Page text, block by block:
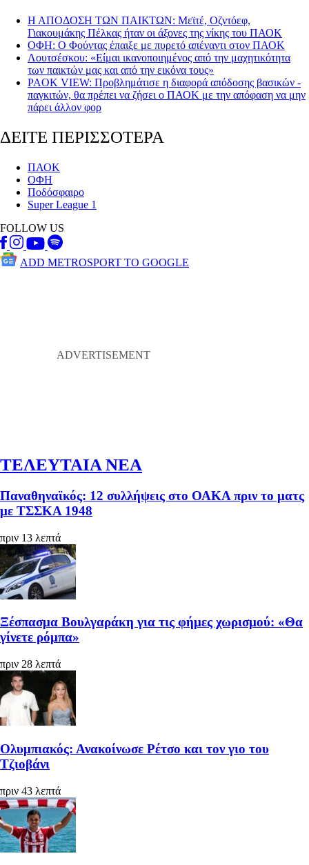
Η ΑΠΟΔΟΣΗ ΤΩΝ ΠΑΙΚΤΩΝ: Μεϊτέ, Οζντόεφ,
Γιακουμάκης Πέλκας ήταν οι άξονες της νίκης του ΠΑΟΚ
ΟΦΗ: Ο Φούντας έπαιξε με πυρετό απέναντι στον ΠΑΟΚ
Λουτσέσκου: «Είμαι ικανοποιημένος από την μαχητικότητα
των παικτών μας και από την εικόνα τους»
PAOK VIEW: Προβλημάτισε η διαφορά απόδοσης βασικών -
παγκιτών, θα πρέπει να ζήσει ο ΠΑΟΚ με την απόφαση να μην
πάρει άλλον φορ
ΔΕΙΤΕ ΠΕΡΙΣΣΟΤΕΡΑ
ΠΑΟΚ
ΟΦΗ
Ποδόσφαιρο
Super League 1
FOLLOW US
ADD METROSPORT TO GOOGLE
ΤΕΛΕΥΤΑΙΑ ΝΕΑ
Παναθηναϊκός: 12 συλλήψεις στο ΟΑΚΑ πριν το ματς
με ΤΣΣΚΑ 1948
πριν 13 λεπτά
Ξέσπασμα Βουλγαράκη για τις φήμες χωρισμού: «Θα
γίνετε ρόμπα»
πριν 28 λεπτά
Ολυμπιακός: Ανακοίνωσε Ρέτσο και τον γιο του
Τζιοβάνι
πριν 43 λεπτά